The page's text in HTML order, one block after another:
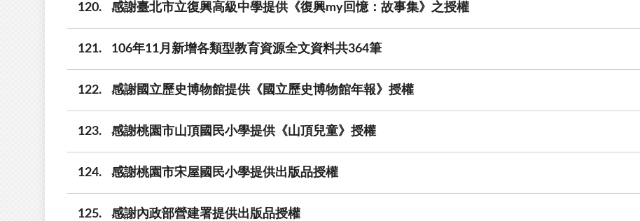
120 感謝臺北市立復興高級中學提供《復興my回憶：故事集》之授權
121 106年11月新增各類型教育資源全文資料共364筆
122 感謝國立歷史博物館提供《國立歷史博物館年報》授權
123 感謝桃園市山頂國民小學提供《山頂兒童》授權
124 感謝桃園市宋屋國民小學提供出版品授權
125 感謝內政部營建署提供出版品授權